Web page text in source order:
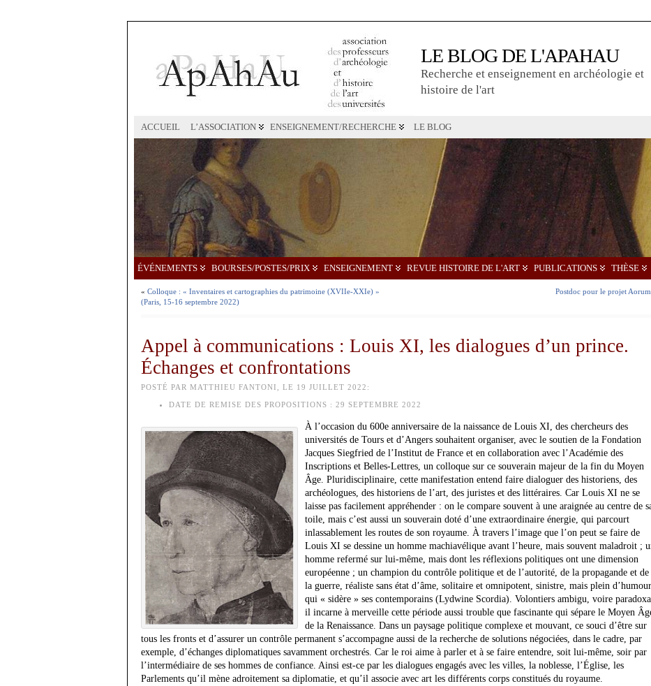
LE BLOG DE L'APAHAU
Recherche et enseignement en archéologie et
histoire de l'art
ACCUEIL L’ASSOCIATION ENSEIGNEMENT/RECHERCHE LE BLOG
ÉVÉNEMENTS BOURSES/POSTES/PRIX ENSEIGNEMENT REVUE HISTOIRE DE L'ART PUBLICATIONS THÈSE
« Colloque : « Inventaires et cartographies du patrimoine (XVIIe-XXIe) »
(Paris, 15-16 septembre 2022)
Postdoc pour le projet Aorum
Appel à communications : Louis XI, les dialogues d’un prince.
Échanges et confrontations
POSTÉ PAR MATTHIEU FANTONI, LE 19 JUILLET 2022:
DATE DE REMISE DES PROPOSITIONS : 29 SEPTEMBRE 2022
À l’occasion du 600e anniversaire de la naissance de Louis XI, des chercheurs des
universités de Tours et d’Angers souhaitent organiser, avec le soutien de la Fondation
Jacques Siegfried de l’Institut de France et en collaboration avec l’Académie des
Inscriptions et Belles-Lettres, un colloque sur ce souverain majeur de la fin du Moyen
Âge. Pluridisciplinaire, cette manifestation entend faire dialoguer des historiens, des
archéologues, des historiens de l’art, des juristes et des littéraires. Car Louis XI ne se
laisse pas facilement appréhender : on le compare souvent à une araignée au centre de
toile, mais c’est aussi un souverain doté d’une extraordinaire énergie, qui parcourt
inlassablement les routes de son royaume. À travers l’image que l’on peut se faire de
Louis XI se dessine un homme machiavélique avant l’heure, mais souvent maladroit ;
homme refermé sur lui-même, mais dont les réflexions politiques ont une dimension
européenne ; un champion du contrôle politique et de l’autorité, de la propagande et de
la guerre, réaliste sans état d’âme, solitaire et omnipotent, sinistre, mais plein
qui « sidère » ses contemporains (Lydwine Scordia). Volontiers ambigu, voire
il incarne à merveille cette période aussi trouble que fascinante qui sépare le Moyen
de la Renaissance. Dans un paysage politique complexe et mouvant, ce souci d’être sur
tous les fronts et d’assurer un contrôle permanent s’accompagne aussi de la recherche de solutions négociées, dans le cadre, par
exemple, d’échanges diplomatiques savamment orchestrés. Car le roi aime à parler et à se faire entendre, soit lui-même, soir par
l’intermédiaire de ses hommes de confiance. Ainsi est-ce par les dialogues engagés avec les villes, la noblesse, l’Église, les
Parlements qu’il mène adroitement sa diplomatie, et qu’il associe avec art les différents corps constitués du royaume.